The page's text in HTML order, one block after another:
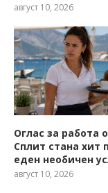
август 10, 2026
Оглас за работа
Сплит стана хит
еден необичен
август 10, 2026